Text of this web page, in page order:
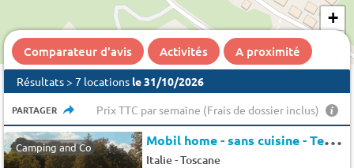
518 €
+
Comparateur d'avis Activités A proximité
Résultats > 7 locations le 31/10/2026
PARTAGER Prix TTC par semaine (Frais de dossier inclus)
Camping and Co M
obil home - sans cuisine - Terrasse - Clim 2 pers.
Italie-Toscane